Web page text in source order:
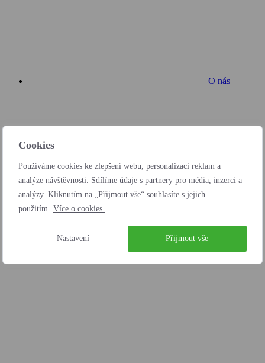
Cookies
Používáme cookies ke zlepšení webu, personalizaci reklam a
analýze návštěvnosti. Sdílíme údaje s partnery pro média, inzerci a
analýzy. Kliknutím na „Přijmout vše“ souhlasíte s jejich
použitím. Více o cookies.
Nastavení Přijmout vše
O nás
Kontakt